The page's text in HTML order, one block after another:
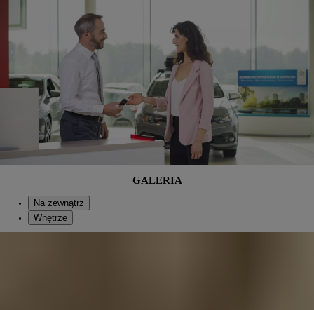
GALERIA
Na zewnątrz
Wnętrze